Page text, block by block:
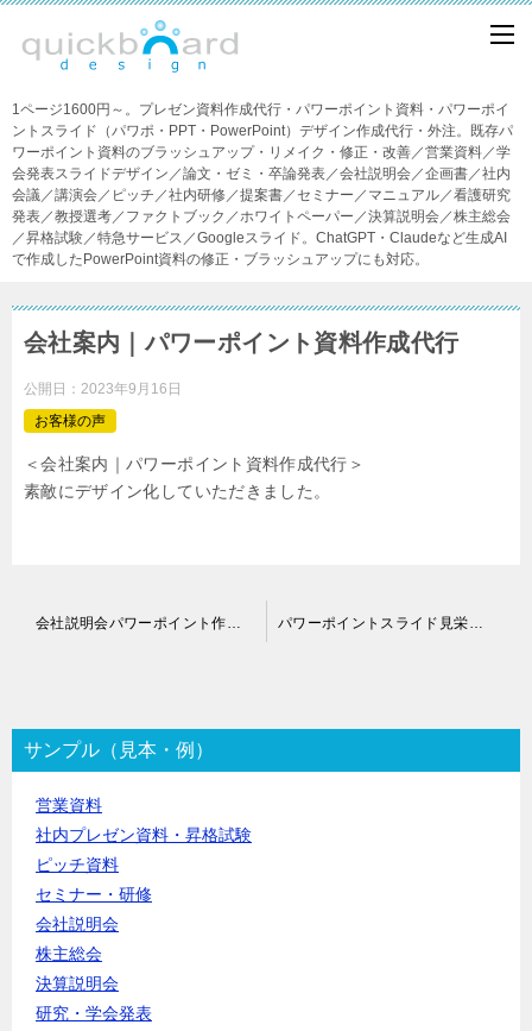
1ページ1600円～。プレゼン資料作成代行・パワーポイント資料・パワーポイ
ントスライド（パワポ・PPT・PowerPoint）デザイン作成代行・外注。既存パ
ワーポイント資料のブラッシュアップ・リメイク・修正・改善／営業資料／学
会発表スライドデザイン／論文・ゼミ・卒論発表／会社説明会／企画書／社内
会議／講演会／ピッチ／社内研修／提案書／セミナー／マニュアル／看護研究
発表／教授選考／ファクトブック／ホワイトペーパー／決算説明会／株主総会
／昇格試験／特急サービス／Googleスライド。ChatGPT・Claudeなど生成AI
で作成したPowerPoint資料の修正・ブラッシュアップにも対応。
会社案内｜パワーポイント資料作成代行
公開日： 2023年9月16日
お客様の声
＜会社案内｜パワーポイント資料作成代行＞
素敵にデザイン化していただきました。
ゲ
ー
シ
サンプル（見本・例）
営業資料
社内プレゼン資料・昇格試験
ピッチ資料
セミナー・研修
会社説明会
株主総会
決算説明会
研究・学会発表